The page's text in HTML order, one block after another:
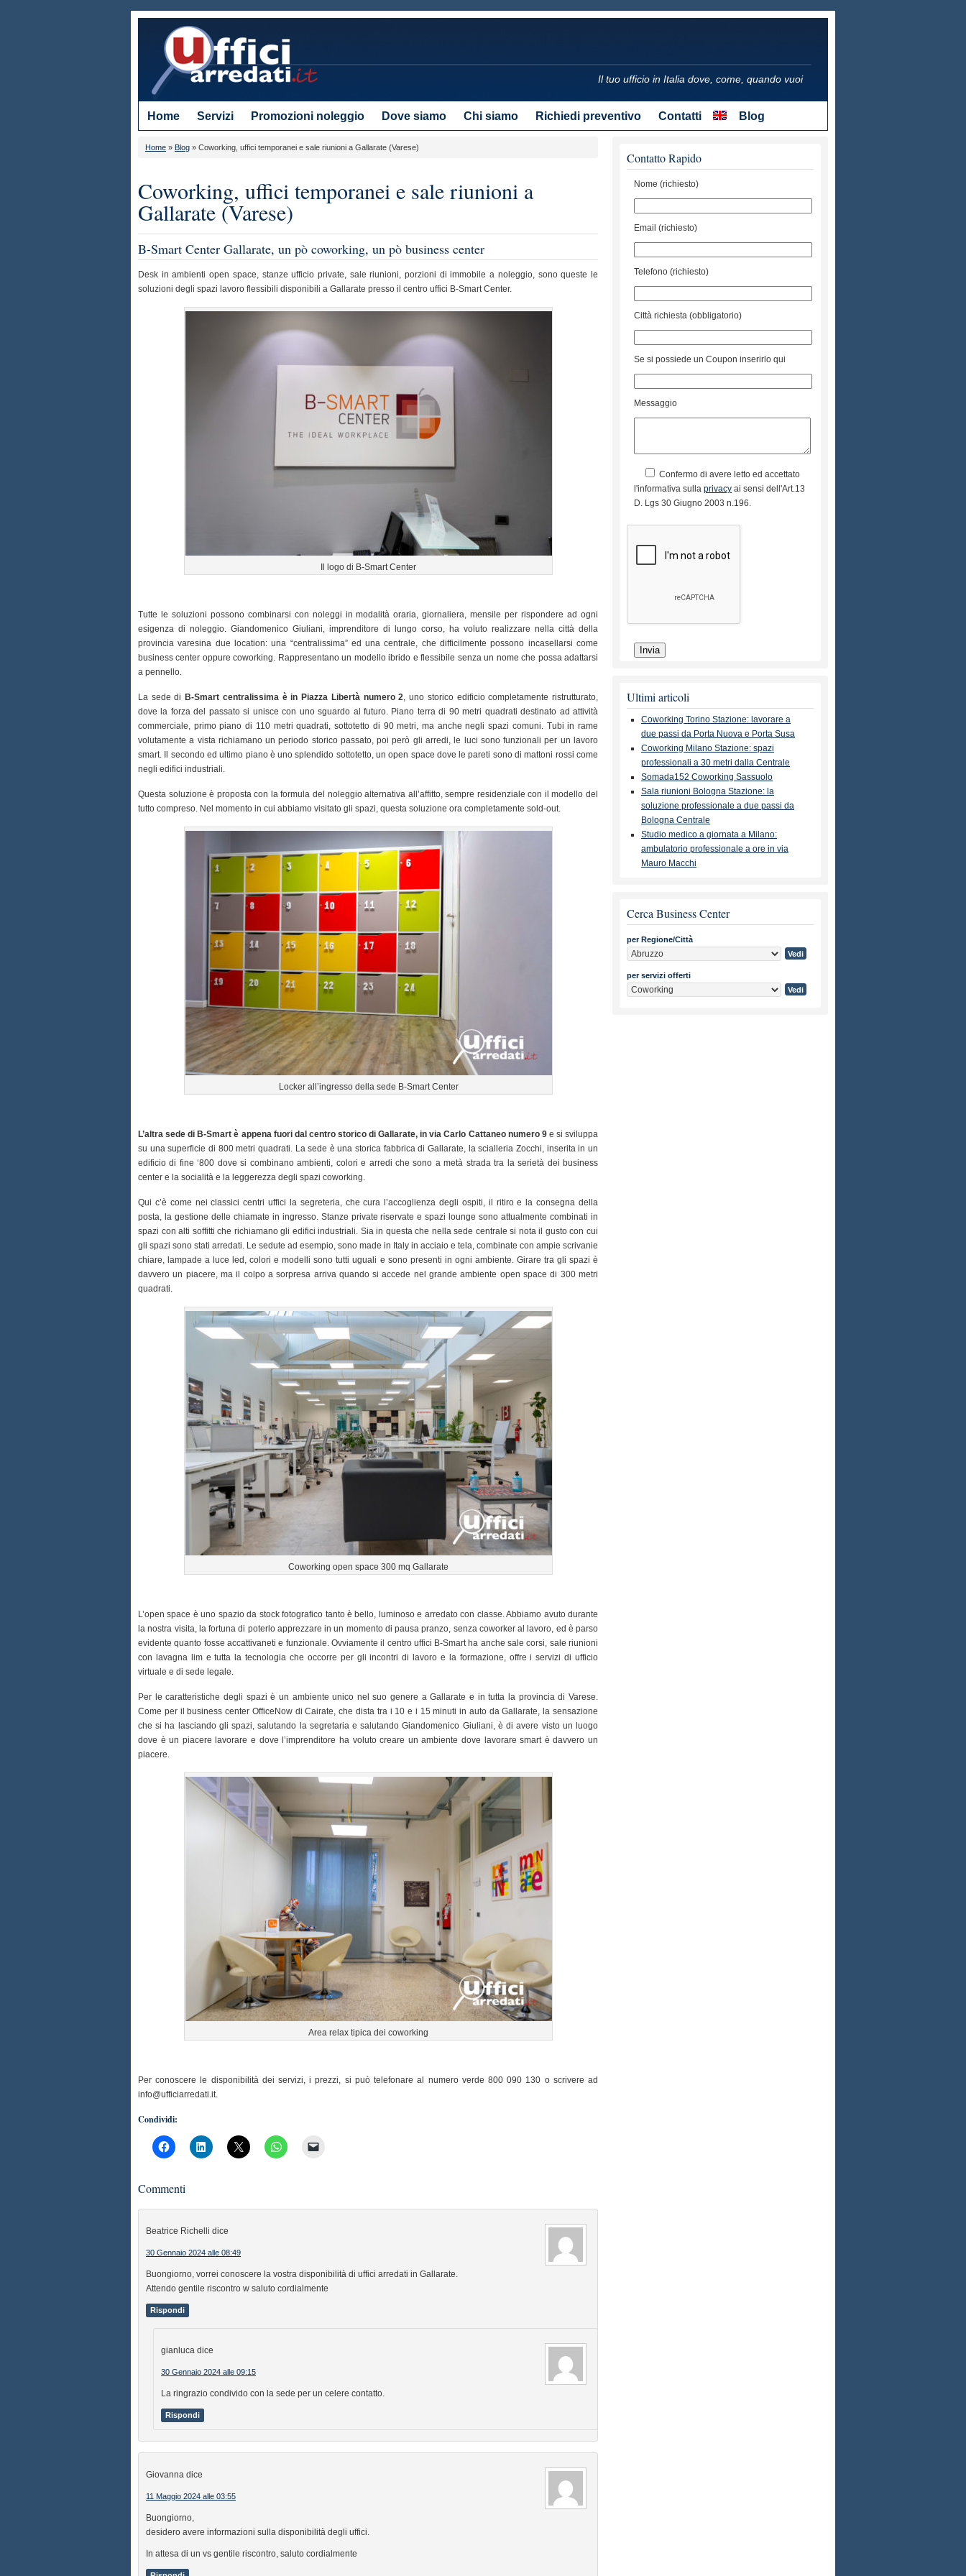
Il tuo ufficio in Italia dove, come, quando vuoi
Home Servizi Promozioni noleggio Dove siamo Chi siamo Richiedi preventivo Contatti Blog
Home » Blog » Coworking, uffici temporanei e sale riunioni a Gallarate (Varese)
Coworking, uffici temporanei e sale riunioni a
Gallarate (Varese)
B-Smart Center Gallarate, un pò coworking, un pò business center
Desk in ambienti open space, stanze ufficio private, sale riunioni, porzioni di immobile a noleggio, sono queste le
soluzioni degli spazi lavoro flessibili disponibili a Gallarate presso il centro uffici B-Smart Center.
Il logo di B-Smart Center
Tutte le soluzioni possono combinarsi con noleggi in modalità oraria, giornaliera, mensile per rispondere ad ogni
esigenza di noleggio. Giandomenico Giuliani, imprenditore di lungo corso, ha voluto realizzare nella città della
provincia varesina due location: una “centralissima” ed una centrale, che difficilmente possono incasellarsi come
business center oppure coworking. Rappresentano un modello ibrido e flessibile senza un nome che possa adattarsi
a pennello.
La sede di B-Smart centralissima è in Piazza Libertà numero 2, uno storico edificio completamente ristrutturato,
dove la forza del passato si unisce con uno sguardo al futuro. Piano terra di 90 metri quadrati destinato ad attività
commerciale, primo piano di 110 metri quadrati, sottotetto di 90 metri, ma anche negli spazi comuni. Tubi in rame
volutamente a vista richiamano un periodo storico passato, poi però gli arredi, le luci sono funzionali per un lavoro
smart. Il secondo ed ultimo piano è uno splendido sottotetto, un open space dove le pareti sono di mattoni rossi come
negli edifici industriali.
Questa soluzione è proposta con la formula del noleggio alternativa all’affitto, sempre residenziale con il modello del
tutto compreso. Nel momento in cui abbiamo visitato gli spazi, questa soluzione ora completamente sold-out.
Locker all’ingresso della sede B-Smart Center
L’altra sede di B-Smart è appena fuori dal centro storico di Gallarate, in via Carlo Cattaneo numero 9e si sviluppa
su una superficie di 800 metri quadrati. La sede è una storica fabbrica di Gallarate, la scialleria Zocchi, inserita in un
edificio di fine ‘800 dove si combinano ambienti, colori e arredi che sono a metà strada tra la serietà dei business
center e la socialità e la leggerezza degli spazi coworking.
Qui c’è come nei classici centri uffici la segreteria, che cura l’accoglienza degli ospiti, il ritiro e la consegna della
posta, la gestione delle chiamate in ingresso. Stanze private riservate e spazi lounge sono attualmente combinati in
spazi con alti soffitti che richiamano gli edifici industriali. Sia in questa che nella sede centrale si nota il gusto con cui
gli spazi sono stati arredati. Le sedute ad esempio, sono made in Italy in acciaio e tela, combinate con ampie scrivanie
chiare, lampade a luce led, colori e modelli sono tutti uguali e sono presenti in ogni ambiente. Girare tra gli spazi è
davvero un piacere, ma il colpo a sorpresa arriva quando si accede nel grande ambiente open space di 300 metri
quadrati.
Coworking open space 300 mq Gallarate
L’open space è uno spazio da stock fotografico tanto è bello, luminoso e arredato con classe. Abbiamo avuto durante
la nostra visita, la fortuna di poterlo apprezzare in un momento di pausa pranzo, senza coworker al lavoro, ed è parso
evidente quanto fosse accattivaneti e funzionale. Ovviamente il centro uffici B-Smart ha anche sale corsi, sale riunioni
con lavagna lim e tutta la tecnologia che occorre per gli incontri di lavoro e la formazione, offre i servizi di ufficio
virtuale e di sede legale.
Per le caratteristiche degli spazi è un ambiente unico nel suo genere a Gallarate e in tutta la provincia di Varese.
Come per il business center OfficeNow di Cairate, che dista tra i 10 e i 15 minuti in auto da Gallarate, la sensazione
che si ha lasciando gli spazi, salutando la segretaria e salutando Giandomenico Giuliani, è di avere visto un luogo
dove è un piacere lavorare e dove l’imprenditore ha voluto creare un ambiente dove lavorare smart è davvero un
piacere.
Area relax tipica dei coworking
Per conoscere le disponibilità dei servizi, i prezzi, si può telefonare al numero verde 800 090 130 o scrivere ad
info@ufficiarredati.it.
Condividi:
Commenti
Beatrice Richelli dice
30 Gennaio 2024 alle 08:49
Buongiorno, vorrei conoscere la vostra disponibilità di uffici arredati in Gallarate.
Attendo gentile riscontro w saluto cordialmente
Rispondi
gianluca dice
30 Gennaio 2024 alle 09:15
La ringrazio condivido con la sede per un celere contatto.
Rispondi
Giovanna dice
11 Maggio 2024 alle 03:55
Buongiorno,
desidero avere informazioni sulla disponibilità degli uffici.
In attesa di un vs gentile riscontro, saluto cordialmente
Contatto Rapido
Nome (richiesto)
Email (richiesto)
Telefono (richiesto)
Città richiesta (obbligatorio)
Se si possiede un Coupon inserirlo qui
Messaggio
Confermo di avere letto ed accettato
l'informativa sulla privacy ai sensi dell'Art.13
D. Lgs 30 Giugno 2003 n.196.
Ultimi articoli
Coworking Torino Stazione: lavorare a
due passi da Porta Nuova e Porta Susa
Coworking Milano Stazione: spazi
professionali a 30 metri dalla Centrale
Somada152 Coworking Sassuolo
Sala riunioni Bologna Stazione: la
soluzione professionale a due passi da
Bologna Centrale
Studio medico a giornata a Milano:
ambulatorio professionale a ore in via
Mauro Macchi
Cerca Business Center
per Regione/Città
per servizi offerti